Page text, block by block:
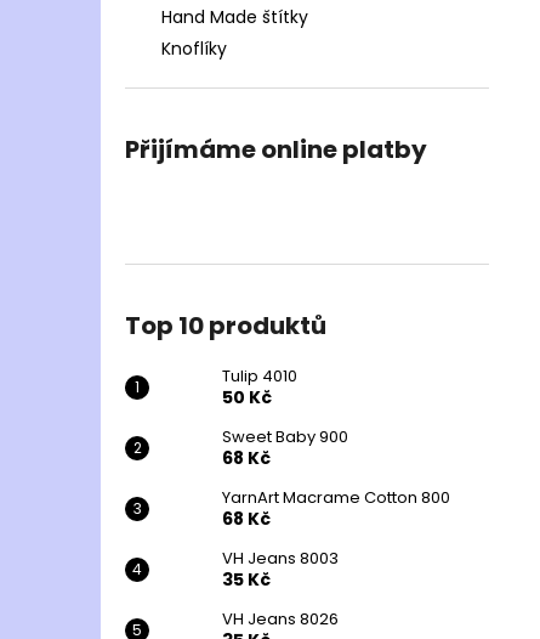
Hand Made štítky
Knoflíky
Přijímáme online platby
Top 10 produktů
Tulip 4010
50 Kč
Sweet Baby 900
68 Kč
YarnArt Macrame Cotton 800
68 Kč
VH Jeans 8003
35 Kč
VH Jeans 8026